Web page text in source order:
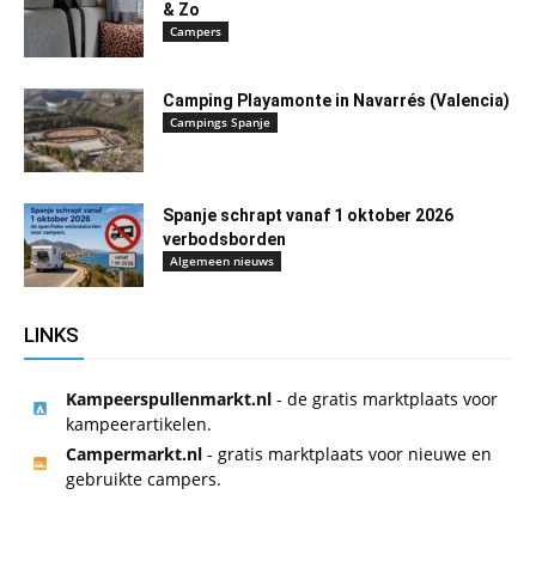
& Zo
Campers
Camping Playamonte in Navarrés (Valencia)
Campings Spanje
Spanje schrapt vanaf 1 oktober 2026
verbodsborden
Algemeen nieuws
LINKS
Kampeerspullenmarkt.nl - de gratis marktplaats voor
kampeerartikelen.
Campermarkt.nl - gratis marktplaats voor nieuwe en
gebruikte campers.